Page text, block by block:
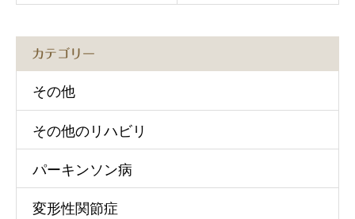
カテゴリー
その他
その他のリハビリ
パーキンソン病
変形性関節症